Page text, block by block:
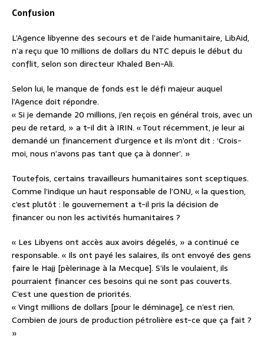
Confusion
L’Agence libyenne des secours et de l’aide humanitaire, LibAid,
n’a reçu que 10 millions de dollars du NTC depuis le début du
conflit, selon son directeur Khaled Ben-Ali.
Selon lui, le manque de fonds est le défi majeur auquel
l’Agence doit répondre.
« Si je demande 20 millions, j’en reçois en général trois, avec un
peu de retard, » a t-il dit à IRIN. « Tout récemment, je leur ai
demandé un financement d’urgence et ils m’ont dit : ‘Crois-
moi, nous n’avons pas tant que ça à donner’. »
Toutefois, certains travailleurs humanitaires sont sceptiques.
Comme l’indique un haut responsable de l’ONU, « la question,
c’est plutôt : le gouvernement a t-il pris la décision de
financer ou non les activités humanitaires ?
« Les Libyens ont accès aux avoirs dégelés, » a continué ce
responsable. « Ils ont payé les salaires, ils ont envoyé des gens
faire le Hajj [pèlerinage à la Mecque]. S’ils le voulaient, ils
pourraient financer ces besoins qui ne sont pas couverts.
C’est une question de priorités.
« Vingt millions de dollars [pour le déminage], ce n’est rien.
Combien de jours de production pétrolière est-ce que ça fait ?
»